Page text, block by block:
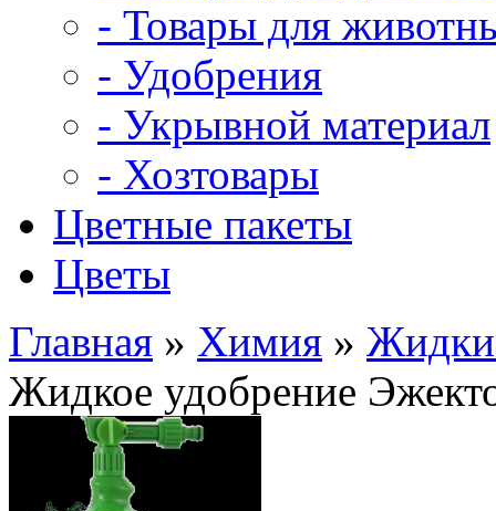
- Товары для
- Удобрения
- Укрывной материал
- Хозтовары
Цветные пакеты
Цветы
Главная » Химия »
Жидкое удобрение